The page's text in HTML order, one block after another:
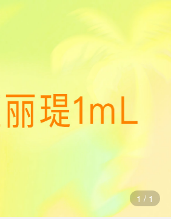
1 / 1